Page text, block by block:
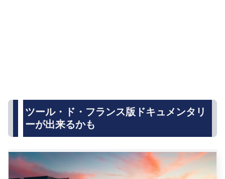
ツール・ド・フランス版ドキュメンタリ
ーが出来るかも